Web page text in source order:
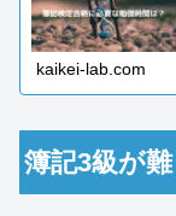
kaikei-lab.com
簿記3級が